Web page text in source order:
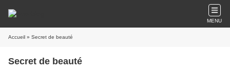
MENU
Accueil » Secret de beauté
Secret de beauté